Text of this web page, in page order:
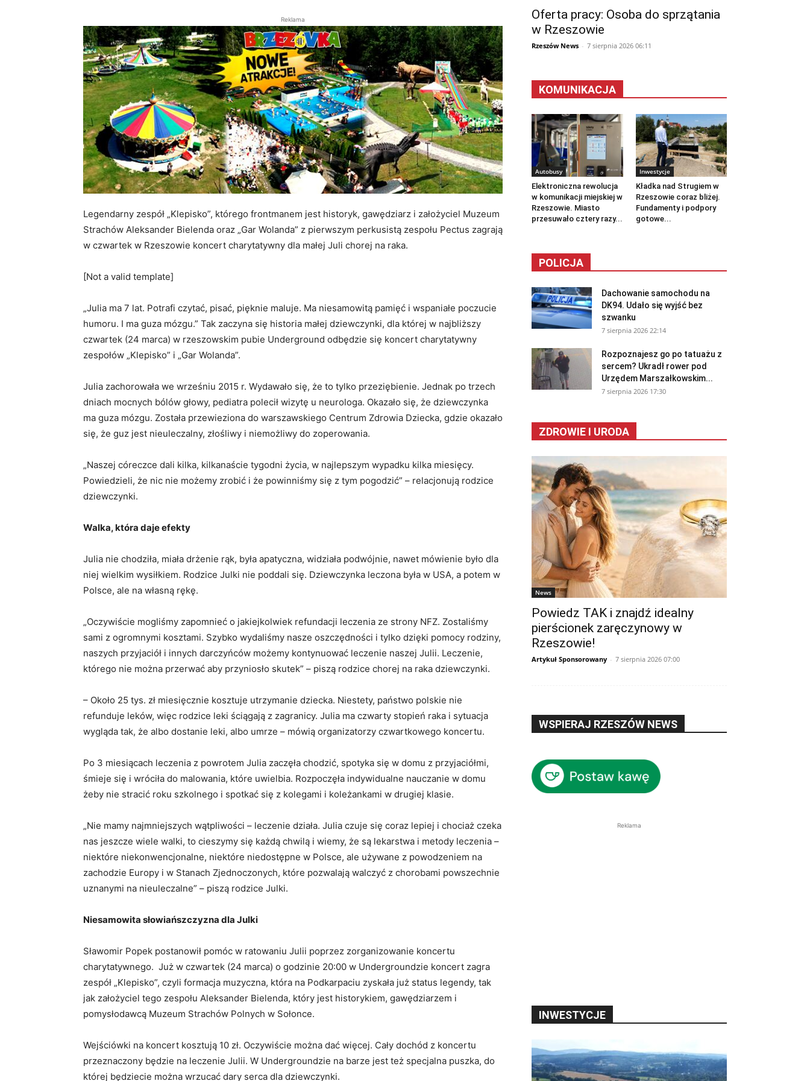
Reklama
Legendarny zespół „Klepisko”, którego frontmanem jest historyk, gawędziarz i założyciel Muzeum
Strachów Aleksander Bielenda oraz „Gar Wolanda” z pierwszym perkusistą zespołu Pectus zagrają
w czwartek w Rzeszowie koncert charytatywny dla małej Juli chorej na raka.
[Not a valid template]
„Julia ma 7 lat. Potrafi czytać, pisać, pięknie maluje. Ma niesamowitą pamięć i wspaniałe poczucie
humoru. I ma guza mózgu.” Tak zaczyna się historia małej dziewczynki, dla której w najbliższy
czwartek (24 marca) w rzeszowskim pubie Underground odbędzie się koncert charytatywny
zespołów „Klepisko” i „Gar Wolanda”.
Julia zachorowała we wrześniu 2015 r. Wydawało się, że to tylko przeziębienie. Jednak po trzech
dniach mocnych bólów głowy, pediatra polecił wizytę u neurologa. Okazało się, że dziewczynka
ma guza mózgu. Została przewieziona do warszawskiego Centrum Zdrowia Dziecka, gdzie okazało
się, że guz jest nieuleczalny, złośliwy i niemożliwy do zoperowania.
„Naszej córeczce dali kilka, kilkanaście tygodni życia, w najlepszym wypadku kilka miesięcy.
Powiedzieli, że nic nie możemy zrobić i że powinniśmy się z tym pogodzić” – relacjonują rodzice
dziewczynki.
Walka, która daje efekty
Julia nie chodziła, miała drżenie rąk, była apatyczna, widziała podwójnie, nawet mówienie było dla
niej wielkim wysiłkiem. Rodzice Julki nie poddali się. Dziewczynka leczona była w USA, a potem w
Polsce, ale na własną rękę.
„Oczywiście mogliśmy zapomnieć o jakiejkolwiek refundacji leczenia ze strony NFZ. Zostaliśmy
sami z ogromnymi kosztami. Szybko wydaliśmy nasze oszczędności i tylko dzięki pomocy rodziny,
naszych przyjaciół i innych darczyńców możemy kontynuować leczenie naszej Julii. Leczenie,
którego nie można przerwać aby przyniosło skutek” – piszą rodzice chorej na raka dziewczynki.
– Około 25 tys. zł miesięcznie kosztuje utrzymanie dziecka. Niestety, państwo polskie nie
refunduje leków, więc rodzice leki ściągają z zagranicy. Julia ma czwarty stopień raka i sytuacja
wygląda tak, że albo dostanie leki, albo umrze – mówią organizatorzy czwartkowego koncertu.
Po 3 miesiącach leczenia z powrotem Julia zaczęła chodzić, spotyka się w domu z przyjaciółmi,
śmieje się i wróciła do malowania, które uwielbia. Rozpoczęła indywidualne nauczanie w domu
żeby nie stracić roku szkolnego i spotkać się z kolegami i koleżankami w drugiej klasie.
„Nie mamy najmniejszych wątpliwości – leczenie działa. Julia czuje się coraz lepiej i chociaż czeka
nas jeszcze wiele walki, to cieszymy się każdą chwilą i wiemy, że są lekarstwa i metody leczenia –
niektóre niekonwencjonalne, niektóre niedostępne w Polsce, ale używane z powodzeniem na
zachodzie Europy i w Stanach Zjednoczonych, które pozwalają walczyć z chorobami powszechnie
uznanymi na nieuleczalne” – piszą rodzice Julki.
Niesamowita słowiańszczyzna dla Julki
Sławomir Popek postanowił pomóc w ratowaniu Julii poprzez zorganizowanie koncertu
charytatywnego. Już w czwartek (24 marca) o godzinie 20:00 w Undergroundzie koncert zagra
zespół „Klepisko”, czyli formacja muzyczna, która na Podkarpaciu zyskała już status legendy, tak
jak założyciel tego zespołu Aleksander Bielenda, który jest historykiem, gawędziarzem i
pomysłodawcą Muzeum Strachów Polnych w Sołonce.
Wejściówki na koncert kosztują 10 zł. Oczywiście można dać więcej. Cały dochód z koncertu
przeznaczony będzie na leczenie Julii. W Undergroundzie na barze jest też specjalna puszka, do
której będziecie można wrzucać dary serca dla dziewczynki.
Oferta pracy: Osoba do sprzątania
w Rzeszowie
Rzeszów News - 7 sierpnia 2026 06:11
KOMUNIKACJA
Autobusy
Elektroniczna rewolucja
w komunikacji miejskiej w
Rzeszowie. Miasto
przesuwało cztery razy...
Inwestycje
Kładka nad Strugiem w
Rzeszowie coraz bliżej.
Fundamenty i podpory
gotowe...
POLICJA
Dachowanie samochodu na
DK94. Udało się wyjść bez
szwanku
7 sierpnia 2026 22:14
Rozpoznajesz go po tatuażu z
sercem? Ukradł rower pod
Urzędem Marszałkowskim...
7 sierpnia 2026 17:30
ZDROWIE I URODA
News
Powiedz TAK i znajdź idealny
pierścionek zaręczynowy w
Rzeszowie!
Artykuł Sponsorowany - 7 sierpnia 2026 07:00
WSPIERAJ RZESZÓW NEWS
Reklama
INWESTYCJE